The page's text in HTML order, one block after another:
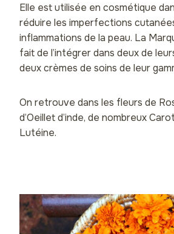
Elle est utilisée en cosmétique
réduire les imperfections
inflammations de la peau. La
fait de l’intégrer dans deux de
deux crèmes de soins de leur
On retrouve dans les fleurs de
d’Oeillet d’inde, de nombreux
Lutéine.